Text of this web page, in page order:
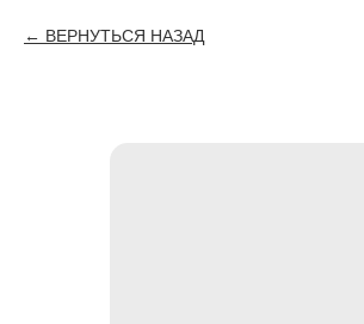
ВЕРНУТЬСЯ НАЗАД